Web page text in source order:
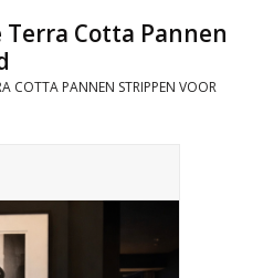
Cotta Pannen
COTTA PANNEN STRIPPEN VOOR